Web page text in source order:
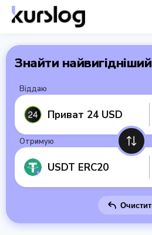
Знайти
Віддаю
Приват 24 USD
Отримую
USDT ERC20